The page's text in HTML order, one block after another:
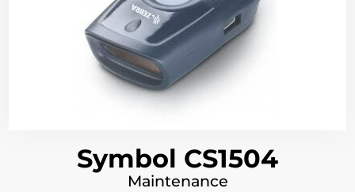
Symbol CS1504
Maintenance